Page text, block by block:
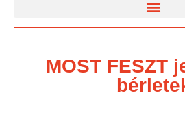
MOST FESZT